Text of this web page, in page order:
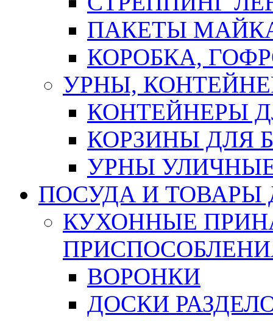
ПАКЕТЫ
КОРОБКА,
УРНЫ,
КОНТЕЙНЕРЫ
КОРЗИНЫ ДЛЯ
УРНЫ
ПОСУДА И ТОВАРЫ
КУХОННЫЕ
ВОРОНКИ
ДОСКИ